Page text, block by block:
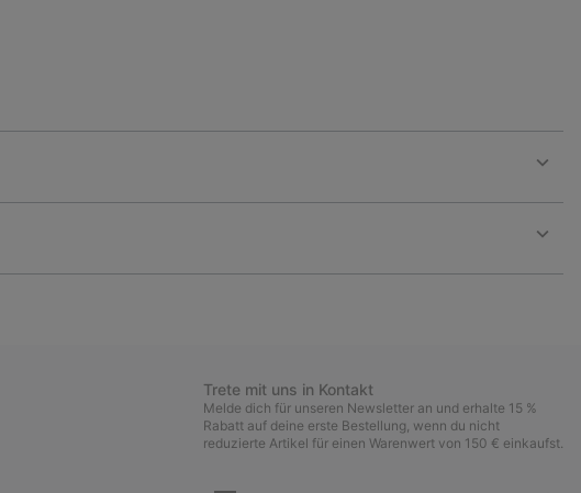
or
or
Trete mit uns in Kontakt
Melde dich für unseren Newsletter an und erhalte 15 %
Rabatt auf deine erste Bestellung, wenn du nicht
reduzierte Artikel für einen Warenwert von 150 € einkaufst.